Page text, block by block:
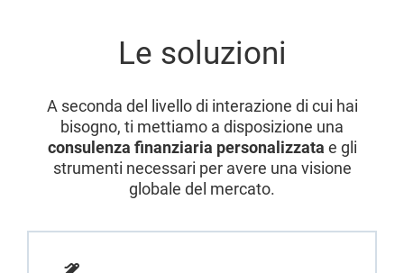
Le soluzioni
A seconda del livello di interazione di cui hai
bisogno, ti mettiamo a disposizione una
consulenza finanziaria personalizzata e gli
strumenti necessari per avere una visione
globale del mercato.